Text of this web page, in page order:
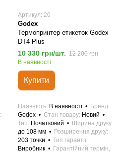
Артикул: 20
Godex
Термопринтер етикеток Godex
DT4 Plus
10 330 грн/шт. 12 200 грн
В наявності
Купити
Наявність В наявності
Бренд
Godex
Стан товару Новий
Тип
Початковий
Ширина друку
до 108 мм
Розширення друку
203 точки
Тип гарантії
Виробник
Гарантійний термін,